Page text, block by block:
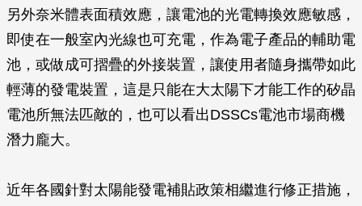
另外奈米體表面積效應，讓電池的光電轉換效應敏感，
即使在一般室內光線也可充電，作為電子產品的輔助電
池，或做成可摺疊的外接裝置，讓使用者隨身攜帶如此
輕薄的發電裝置，這是只能在大太陽下才能工作的矽晶
電池所無法匹敵的，也可以看出DSSCs電池市場商機
潛力龐大。
近年各國針對太陽能發電補貼政策相繼進行修正措施，